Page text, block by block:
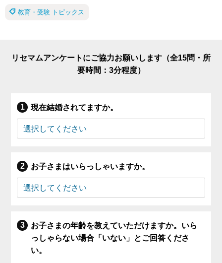
教育・受験 トピックス
リセマムアンケートにご協力お願いします（全15問・所
要時間：3分程度）
現在結婚されてますか。
お子さまはいらっしゃいますか。
お子さまの年齢を教えていただけますか。いら
っしゃらない場合「いない」とご回答くださ
い。